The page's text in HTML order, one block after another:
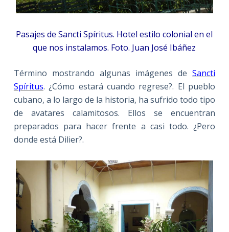
Pasajes de Sancti Spíritus. Hotel estilo colonial en el
que nos instalamos. Foto. Juan José Ibáñez
Término mostrando algunas imágenes deSancti
Spíritus. ¿Cómo estará cuando regrese?. El pueblo
cubano, a lo largo de la historia, ha sufrido todo tipo
de avatares calamitosos. Ellos se encuentran
preparados para hacer frente a casi todo. ¿Pero
donde está Dilier?.